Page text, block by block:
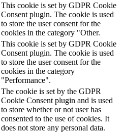
This cookie is set by GDPR Cookie
Consent plugin. The cookie is used
to store the user consent for the
cookies in the category "Other.
This cookie is set by GDPR Cookie
Consent plugin. The cookie is used
to store the user consent for the
cookies in the category
"Performance".
The cookie is set by the GDPR
Cookie Consent plugin and is used
to store whether or not user has
consented to the use of cookies. It
does not store any personal data.